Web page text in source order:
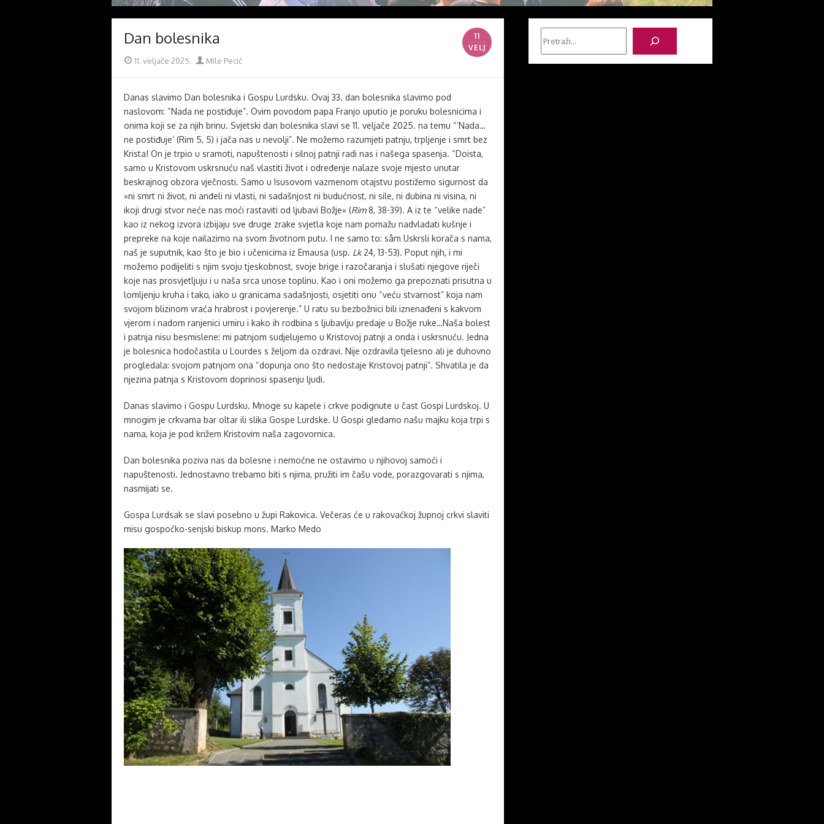
Dan bolesnika
11
VELJ
Posted
11. veljače 2025. Author
Mile Pecić
Danas slavimo Dan bolesnika i Gospu Lurdsku. Ovaj 33. dan bolesnika slavimo pod
naslovom: “Nada ne postiđuje”. Ovim povodom papa Franjo uputio je poruku bolesnicima i
onima koji se za njih brinu. Svjetski dan bolesnika slavi se 11. veljače 2025. na temu “’Nada…
ne postiđuje’ (Rim 5, 5) i jača nas u nevolji”. Ne možemo razumjeti patnju, trpljenje i smrt bez
Krista! On je trpio u sramoti, napuštenosti i silnoj patnji radi nas i našega spasenja. “Doista,
samo u Kristovom uskrsnuću naš vlastiti život i određenje nalaze svoje mjesto unutar
beskrajnog obzora vječnosti. Samo u Isusovom vazmenom otajstvu postižemo sigurnost da
»ni smrt ni život, ni anđeli ni vlasti, ni sadašnjost ni budućnost, ni sile, ni dubina ni visina, ni
ikoji drugi stvor neće nas moći rastaviti od ljubavi Božje« (Rim8, 38-39). A iz te “velike nade”
kao iz nekog izvora izbijaju sve druge zrake svjetla koje nam pomažu nadvladati kušnje i
prepreke na koje nailazimo na svom životnom putu. I ne samo to: sâm Uskrsli korača s nama,
naš je suputnik, kao što je bio i učenicima iz Emausa (usp. Lk24, 13-53). Poput njih, i mi
možemo podijeliti s njim svoju tjeskobnost, svoje brige i razočaranja i slušati njegove riječi
koje nas prosvjetljuju i u naša srca unose toplinu. Kao i oni možemo ga prepoznati prisutna u
lomljenju kruha i tako, iako u granicama sadašnjosti, osjetiti onu “veću stvarnost” koja nam
svojom blizinom vraća hrabrost i povjerenje.” U ratu su bezbožnici bili iznenađeni s kakvom
vjerom i nadom ranjenici umiru i kako ih rodbina s ljubavlju predaje u Božje ruke…Naša bolest
i patnja nisu besmislene: mi patnjom sudjelujemo u Kristovoj patnji a onda i uskrsnuću. Jedna
je bolesnica hodočastila u Lourdes s željom da ozdravi. Nije ozdravila tjelesno ali je duhovno
progledala: svojom patnjom ona “dopunja ono što nedostaje Kristovoj patnji”. Shvatila je da
njezina patnja s Kristovom doprinosi spasenju ljudi.
Danas slavimo i Gospu Lurdsku. Mnoge su kapele i crkve podignute u čast Gospi Lurdskoj. U
mnogim je crkvama bar oltar ili slika Gospe Lurdske. U Gospi gledamo našu majku koja trpi s
nama, koja je pod križem Kristovim naša zagovornica.
Dan bolesnika poziva nas da bolesne i nemoćne ne ostavimo u njihovoj samoći i
napuštenosti. Jednostavno trebamo biti s njima, pružiti im čašu vode, porazgovarati s njima,
nasmijati se.
Gospa Lurdsak se slavi posebno u župi Rakovica. Večeras će u rakovaćkoj župnoj crkvi slaviti
misu gospoćko-senjski biskup mons. Marko Medo